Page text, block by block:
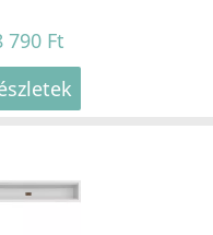
790 Ft